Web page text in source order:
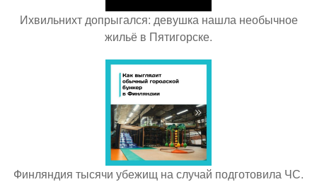
Ихвильнихт допрыгался: девушка нашла необычное
жильё в Пятигорске.
Финляндия тысячи убежищ на случай подготовила ЧС.